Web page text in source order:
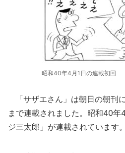
昭和40年4月1日の連載初回
「サザエさん」は朝日の朝刊
まで連載されました。昭和40年
ジ三太郎」が連載されています。